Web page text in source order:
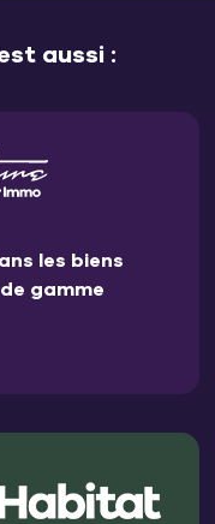
aussi :
les biens
gamme